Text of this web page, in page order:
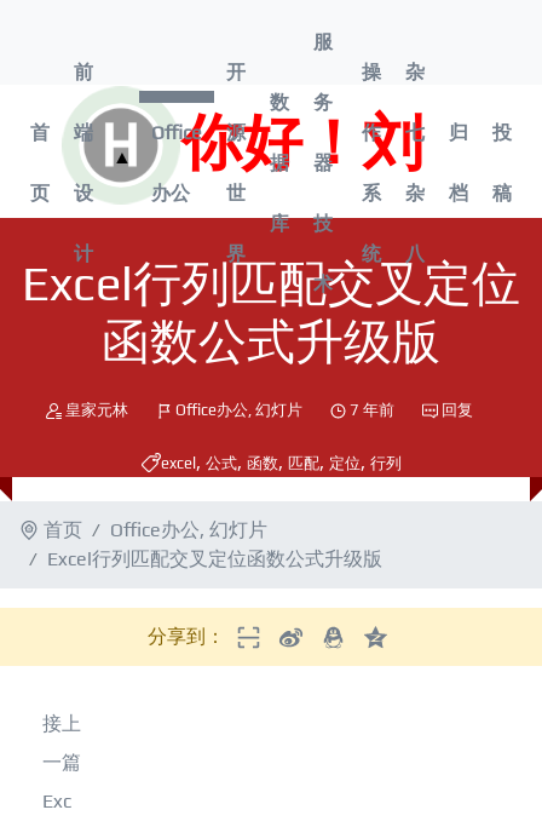
你好！刘
首
页
前
端
设
计
▲
开
菜
Office
办公
开
源
世
界
数
据
库
服
务
器
技
术
操
作
系
统
杂
七
杂
八
归
档
投
稿
Excel行列匹配交叉定位
函数公式升级版
皇家元林 Office办公, 幻灯片 7 年前 回复
excel, 公式, 函数, 匹配, 定位, 行列
首页 Office办公, 幻灯片
Excel行列匹配交叉定位函数公式升级版
分享到：
接上
一篇
Exc